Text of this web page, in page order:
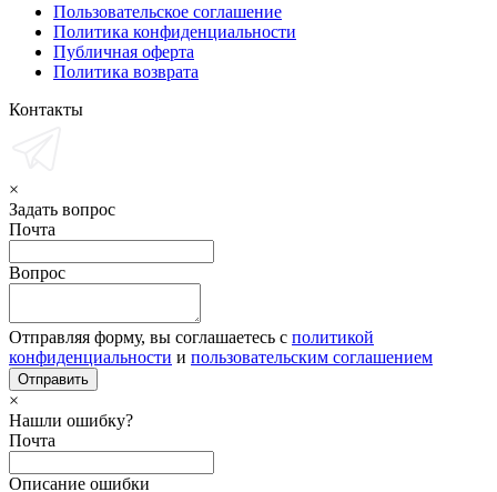
Пользовательское соглашение
Политика конфиденциальности
Публичная оферта
Политика возврата
Контакты
×
Задать вопрос
Почта
Вопрос
Отправляя форму, вы соглашаетесь с политикой
конфиденциальности и пользовательским соглашением
×
Нашли ошибку?
Почта
Описание ошибки